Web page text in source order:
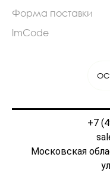
Форма поставки
lmCode
+7
Московская